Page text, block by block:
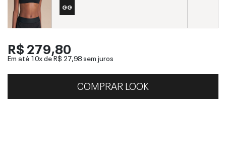
GG
R$ 279,80
Em até 10x deR$ 27,98sem juros
COMPRAR LOOK